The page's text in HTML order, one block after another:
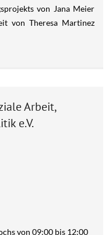
von Jana Meier
von Theresa Martinez
Arbeit,
e.V.
von 09:00 bis 12:00